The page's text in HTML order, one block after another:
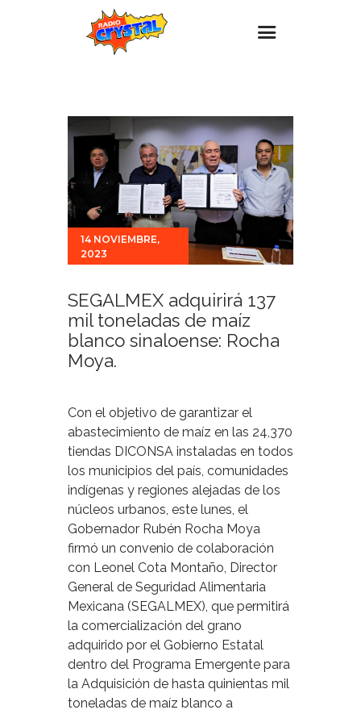
Estaciones
Eventos
Promociones
Noticias
Para ti
Contacto
14 NOVIEMBRE,
2023
SEGALMEX adquirirá 137
mil toneladas de maíz
blanco sinaloense: Rocha
Moya.
Con el objetivo de garantizar el
abastecimiento de maíz en las 24,370
tiendas DICONSA instaladas en todos
los municipios del país, comunidades
indígenas y regiones alejadas de los
núcleos urbanos, este lunes, el
Gobernador Rubén Rocha Moya
firmó un convenio de colaboración
con Leonel Cota Montaño, Director
General de Seguridad Alimentaria
Mexicana (SEGALMEX), que permitirá
la comercialización del grano
adquirido por el Gobierno Estatal
dentro del Programa Emergente para
la Adquisición de hasta quinientas mil
toneladas de maíz blanco a